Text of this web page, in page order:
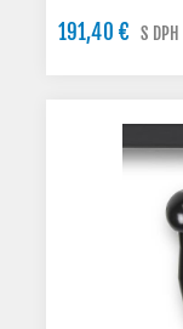
191,40 € S DPH